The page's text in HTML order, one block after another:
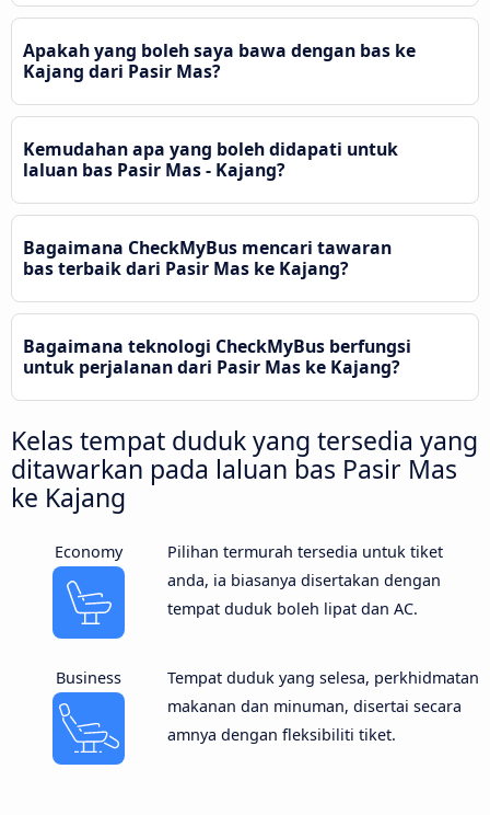
Apakah yang boleh saya bawa dengan bas ke
Kajang dari Pasir Mas?
Kemudahan apa yang boleh didapati untuk
laluan bas Pasir Mas - Kajang?
Bagaimana CheckMyBus mencari tawaran
bas terbaik dari Pasir Mas ke Kajang?
Bagaimana teknologi CheckMyBus berfungsi
untuk perjalanan dari Pasir Mas ke Kajang?
Kelas tempat duduk yang tersedia yang
ditawarkan pada laluan bas Pasir Mas
ke Kajang
Economy
Pilihan termurah tersedia untuk tiket
anda, ia biasanya disertakan dengan
tempat duduk boleh lipat dan AC.
Business
Tempat duduk yang selesa, perkhidmatan
makanan dan minuman, disertai secara
amnya dengan fleksibiliti tiket.